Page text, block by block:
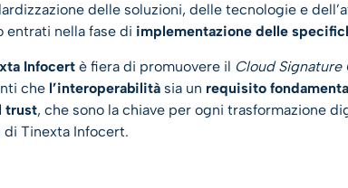
delle soluzioni, delle tecnologie e
entrati nella fase di implementazione delle
Infocert è fiera di promuovere il Cloud Signature
che l’interoperabilità sia un requisito
trust, che sono la chiave per ogni trasformazione
di Tinexta Infocert.